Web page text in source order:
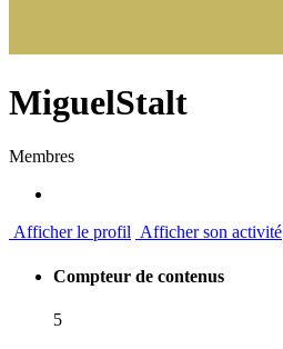
MiguelStalt
Membres
Afficher le profil Afficher son activité
Compteur de contenus
5